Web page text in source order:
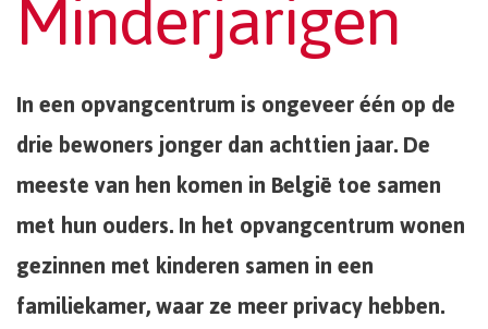
In een opvangcentrum is ongeveer één op de
drie bewoners jonger dan achttien jaar. De
meeste van hen komen in België toe samen
met hun ouders. In het opvangcentrum wonen
gezinnen met kinderen samen in een
familiekamer, waar ze meer privacy hebben.